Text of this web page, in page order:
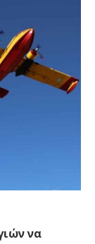
να